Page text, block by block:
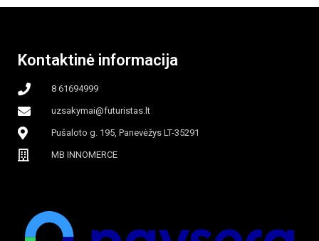
apšvietimas
Kontaktinė informacija
8 61694999
uzsakymai@futuristas.lt
Pušaloto g. 195, Panevėžys LT-35291
MB INNOMERCE